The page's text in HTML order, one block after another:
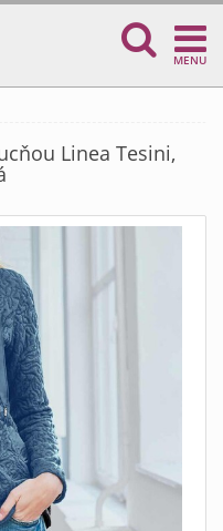
MENU
Linea Tesini,